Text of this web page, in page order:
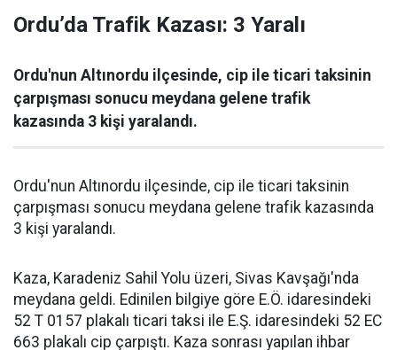
Ordu’da Trafik Kazası: 3 Yaralı
Ordu'nun Altınordu ilçesinde, cip ile ticari taksinin
çarpışması sonucu meydana gelene trafik
kazasında 3 kişi yaralandı.
Ordu'nun Altınordu ilçesinde, cip ile ticari taksinin
çarpışması sonucu meydana gelene trafik kazasında
3 kişi yaralandı.
Kaza, Karadeniz Sahil Yolu üzeri, Sivas Kavşağı'nda
meydana geldi. Edinilen bilgiye göre E.Ö. idaresindeki
52 T 0157 plakalı ticari taksi ile E.Ş. idaresindeki 52 EC
663 plakalı cip çarpıştı. Kaza sonrası yapılan ihbar